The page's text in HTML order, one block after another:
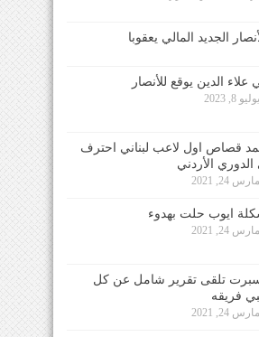
الجديد المالي يعقوبا
علاء الدين يوقع للأنصار
يوليو 8, 2023
قصاص اول لاعب لبناني احترف
الأردني
مارس 24, 2021
ايوب حلت بهدوء
مارس 24, 2021
تلقى تقرير شامل عن كل
فريقه
مارس 24, 2021